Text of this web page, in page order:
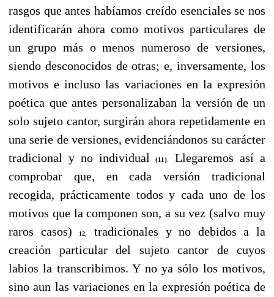
rasgos que antes habíamos creído esenciales se nos
identificarán ahora como motivos particulares de
un grupo más o menos numeroso de versiones,
siendo desconocidos de otras; e, inversamente, los
motivos e incluso las variaciones en la expresión
poética que antes personalizaban la versión de un
solo sujeto cantor, surgirán ahora repetidamente en
una serie de versiones, evidenciándonos su carácter
tradicional y no individual(11)
Llegaremos así a
comprobar que, en cada versión tradicional
recogida, prácticamente todos y cada uno de los
motivos que la componen son, a su vez (salvo muy
raros casos)
12
tradicionales y no debidos a la
creación particular del sujeto cantor de cuyos
labios la transcribimos. Y no ya sólo los motivos,
sino aun las variaciones en la expresión poética de